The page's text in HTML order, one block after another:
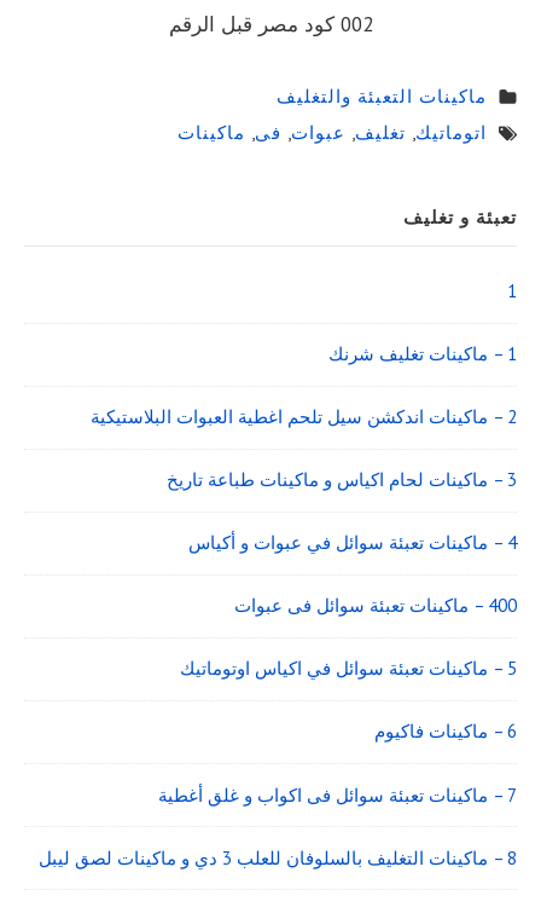
002 كود مصر قبل الرقم
ماكينات التعبئة والتغليف
اتوماتيك, تغليف, عبوات, فى, ماكينات
Sidebar
Widget
Area
تعبئة و تغليف
1
1 – ماكينات تغليف شرنك
2 – ماكينات اندكشن سيل تلحم اغطية العبوات البلاستيكية
3 – ماكينات لحام اكياس و ماكينات طباعة تاريخ
4 – ماكينات تعبئة سوائل في عبوات و أكياس
400 – ماكينات تعبئة سوائل فى عبوات
5 – ماكينات تعبئة سوائل في اكياس اوتوماتيك
6 – ماكينات فاكيوم
7 – ماكينات تعبئة سوائل فى اكواب و غلق أغطية
8 – ماكينات التغليف بالسلوفان للعلب 3 دي و ماكينات لصق ليبل